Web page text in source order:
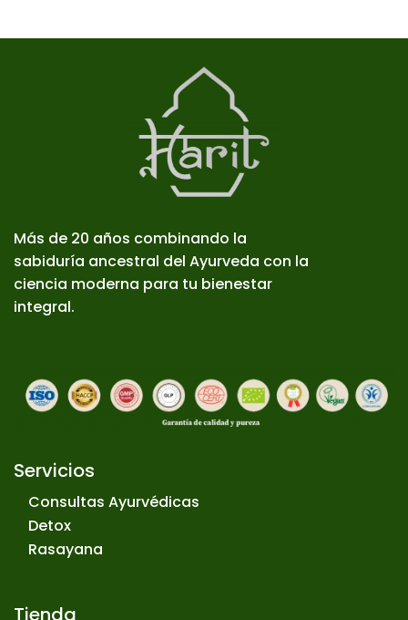
Más de 20 años combinando la
sabiduría ancestral del Ayurveda con la
ciencia moderna para tu bienestar
integral.
Servicios
Consultas Ayurvédicas
Detox
Rasayana
Tienda